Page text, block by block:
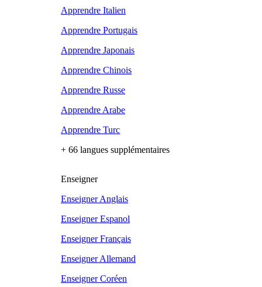
Apprendre Italien
Apprendre Portugais
Apprendre Japonais
Apprendre Chinois
Apprendre Russe
Apprendre Arabe
Apprendre Turc
+ 66 langues supplémentaires
Enseigner
Enseigner Anglais
Enseigner Espanol
Enseigner Français
Enseigner Allemand
Enseigner Coréen